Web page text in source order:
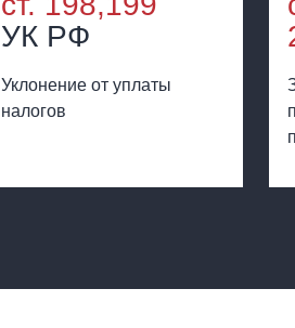
УК РФ
Уклонение от уплаты
налогов